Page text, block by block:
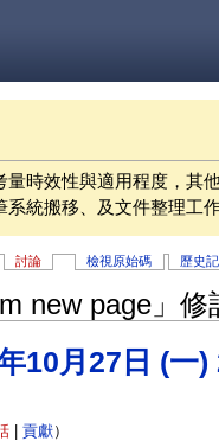
量時效性與適用程度，其
統搬移、及文件整理工
討論 檢視原始碼 歷史
new page」
10月27日 (一
| 貢獻）